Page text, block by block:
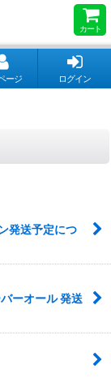
カート
ージ ログイン
発送予定につ
ーオール 発送